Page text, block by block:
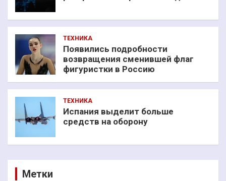
ТЕХНИКА
Появились подробности
возвращения сменившей флаг
фигуристки в Россию
ТЕХНИКА
Испания выделит больше
средств на оборону
Метки